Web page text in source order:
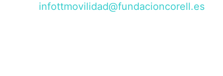
infottmovilidad@fundacioncorell.es